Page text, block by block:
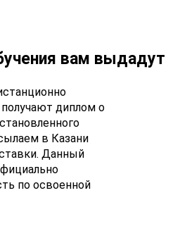
вам выдадут
диплом о
в Казани
Данный
по освоенной